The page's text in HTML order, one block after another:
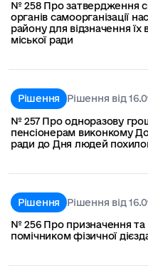
№ 258 Про затвердження
органів самоорганізації
району для відзначення
міської ради
Рішення
Рішення від
№ 257 Про одноразову
пенсіонерам виконкому
ради до Дня людей
Рішення
Рішення від
№ 256 Про призначення та
помічником фізичної